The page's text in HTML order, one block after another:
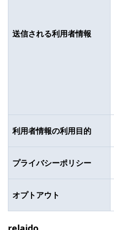
送信される利用者情報
利用者情報の利用目的
プライバシーポリシー
オプトアウト